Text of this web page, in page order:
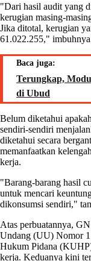
"Dari hasil audit yang
kerugian masing-
Jika ditotal, kerugian
61.022.255,"
Baca juga:
Terungkap,
di Ubud
Belum diketahui
sendiri-sendiri
diketahui secara
memanfaatkan
kerja.
"Barang-barang hasil
untuk mencari
dikonsumsi sendiri,"
Atas perbuatannya,
Undang (UU) Nomor
Hukum Pidana
kerja. Keduanya kini